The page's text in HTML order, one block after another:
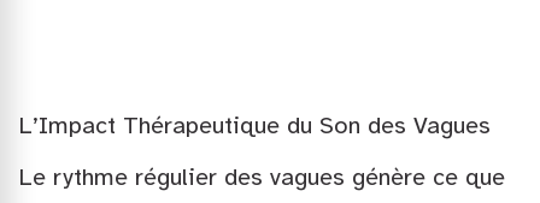
L’Impact Thérapeutique du Son des Vagues
Le rythme régulier des vagues génère ce que